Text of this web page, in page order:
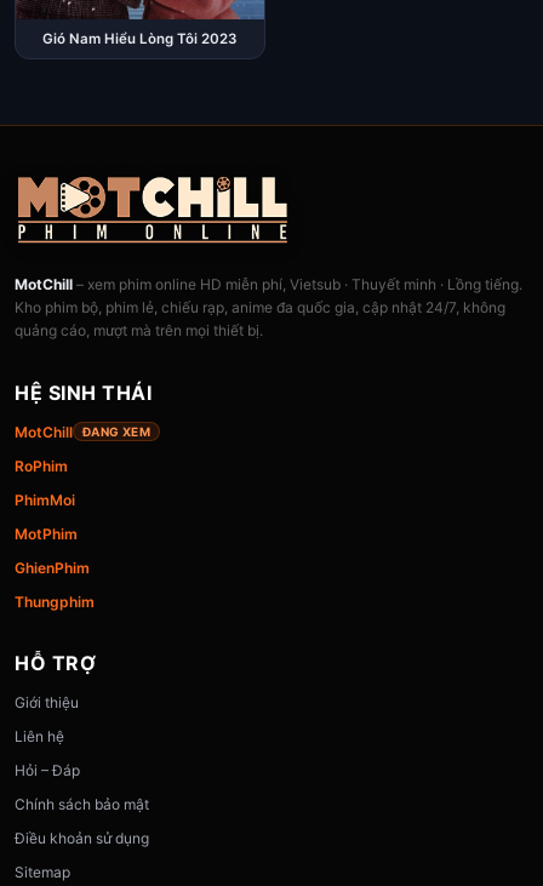
Gió Nam Hiểu Lòng Tôi 2023
MotChill – xem phim online HD miễn phí, Vietsub · Thuyết minh · Lồng tiếng.
Kho phim bộ, phim lẻ, chiếu rạp, anime đa quốc gia, cập nhật 24/7, không
quảng cáo, mượt mà trên mọi thiết bị.
HỆ SINH THÁI
MotChill ĐANG XEM
RoPhim
PhimMoi
MotPhim
GhienPhim
Thungphim
HỖ TRỢ
Giới thiệu
Liên hệ
Hỏi – Đáp
Chính sách bảo mật
Điều khoản sử dụng
Sitemap